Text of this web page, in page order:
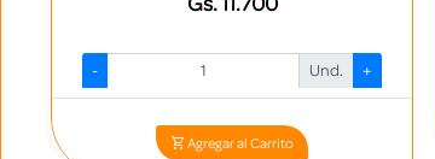
Gs. 11.700
- Und. +
Agregar al Carrito